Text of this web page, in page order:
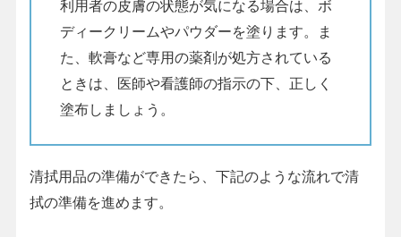
利用者の皮膚の状態が気になる場合は、ボ
ディークリームやパウダーを塗ります。ま
た、軟膏など専用の薬剤が処方されている
ときは、医師や看護師の指示の下、正しく
塗布しましょう。
清拭用品の準備ができたら、下記のような流れで清
拭の準備を進めます。